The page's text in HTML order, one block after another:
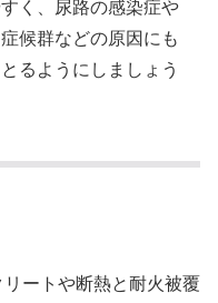
く、尿路の感染症や
候群などの原因にも
るようにしましょう
ートや断熱と耐火被覆